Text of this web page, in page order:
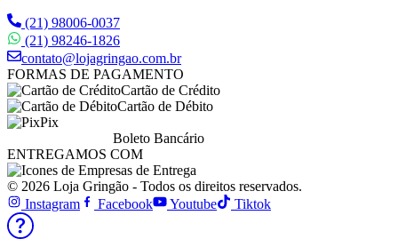
(21) 98006-0037
(21) 98246-1826
contato@lojagringao.com.br
FORMAS DE PAGAMENTO
Cartão de Crédito
Cartão de Débito
Pix
Boleto Bancário
ENTREGAMOS COM
© 2026 Loja Gringão - Todos os direitos reservados.
Instagram
Facebook Youtube Tiktok